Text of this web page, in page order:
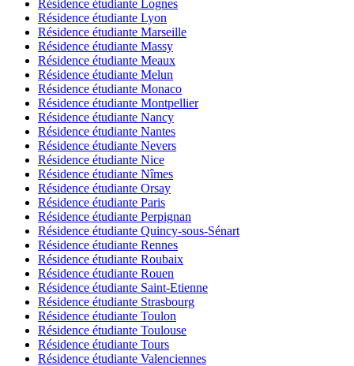
Résidence étudiante Lognes
Résidence étudiante Lyon
Résidence étudiante Marseille
Résidence étudiante Massy
Résidence étudiante Meaux
Résidence étudiante Melun
Résidence étudiante Monaco
Résidence étudiante Montpellier
Résidence étudiante Nancy
Résidence étudiante Nantes
Résidence étudiante Nevers
Résidence étudiante Nice
Résidence étudiante Nîmes
Résidence étudiante Orsay
Résidence étudiante Paris
Résidence étudiante Perpignan
Résidence étudiante Quincy-sous-Sénart
Résidence étudiante Rennes
Résidence étudiante Roubaix
Résidence étudiante Rouen
Résidence étudiante Saint-Etienne
Résidence étudiante Strasbourg
Résidence étudiante Toulon
Résidence étudiante Toulouse
Résidence étudiante Tours
Résidence étudiante Valenciennes